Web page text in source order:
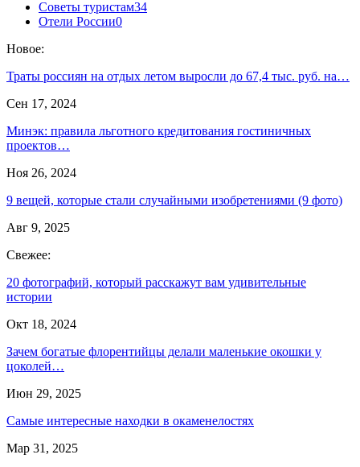
Советы туристам34
Отели России0
Новое:
Траты россиян на отдых летом выросли до 67,4 тыс. руб. на…
Сен 17, 2024
Минэк: правила льготного кредитования гостиничных
проектов…
Ноя 26, 2024
9 вещей, которые стали случайными изобретениями (9 фото)
Авг 9, 2025
Свежее:
20 фотографий, который расскажут вам удивительные
истории
Окт 18, 2024
Зачем богатые флорентийцы делали маленькие окошки у
цоколей…
Июн 29, 2025
Самые интересные находки в окаменелостях
Мар 31, 2025